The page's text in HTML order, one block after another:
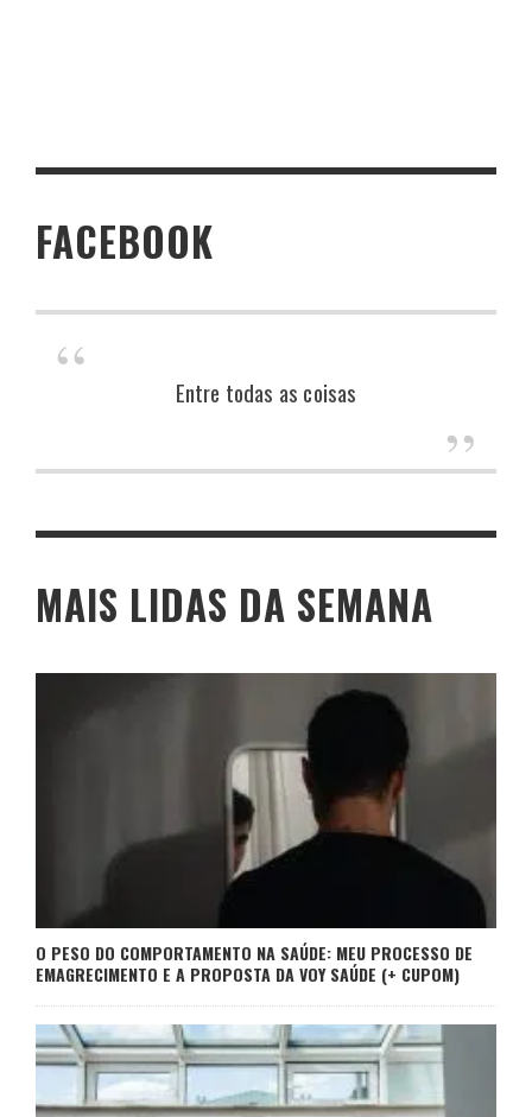
FACEBOOK
Entre todas as coisas
MAIS LIDAS DA SEMANA
O PESO DO COMPORTAMENTO NA SAÚDE: MEU PROCESSO DE
EMAGRECIMENTO E A PROPOSTA DA VOY SAÚDE (+ CUPOM)